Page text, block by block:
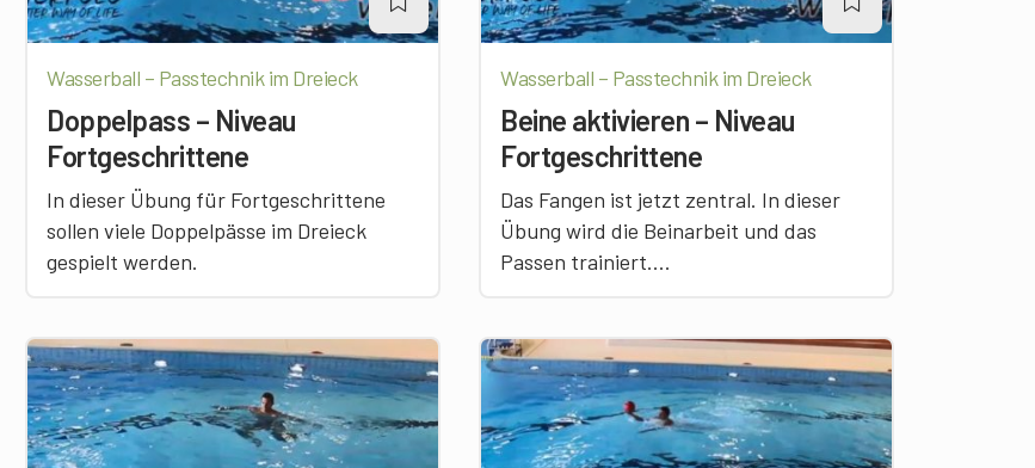
Wasserball – Passtechnik im Dreieck
Doppelpass – Niveau
Fortgeschrittene
In dieser Übung für Fortgeschrittene
sollen viele Doppelpässe im Dreieck
gespielt werden.
Wasserball – Passtechnik im Dreieck
Beine aktivieren – Niveau
Fortgeschrittene
Das Fangen ist jetzt zentral. In dieser
Übung wird die Beinarbeit und das
Passen trainiert....